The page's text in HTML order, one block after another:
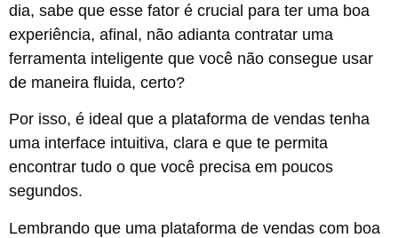
dia, sabe que esse fator é crucial para ter uma boa
experiência, afinal, não adianta contratar uma
ferramenta inteligente que você não consegue usar
de maneira fluida, certo?
Por isso, é ideal que a plataforma de vendas tenha
uma interface intuitiva, clara e que te permita
encontrar tudo o que você precisa em poucos
segundos.
Lembrando que uma plataforma de vendas com boa